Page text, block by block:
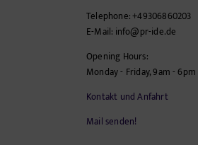
Telephone:+49306860203
E-Mail: info@pr-ide.de
Opening Hours:
Monday - Friday, 9am - 6pm
Kontakt und Anfahrt
Mail senden!